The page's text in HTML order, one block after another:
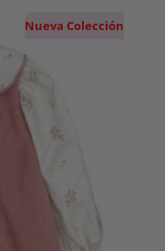
Nueva Colección